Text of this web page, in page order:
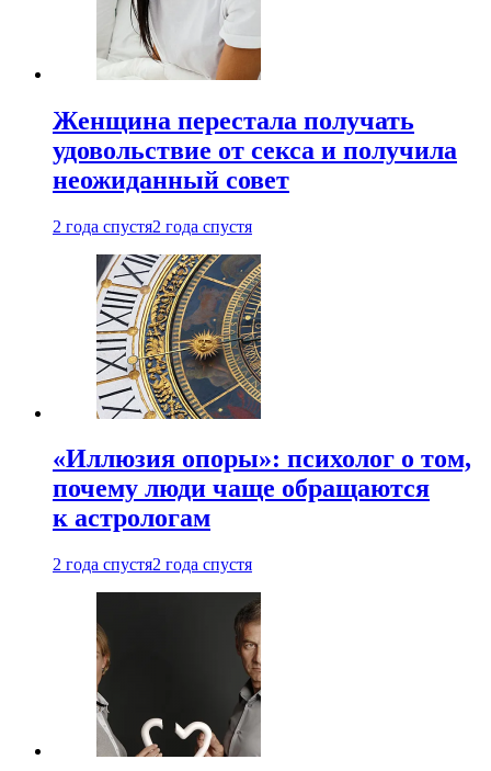
Женщина перестала получать
удовольствие от секса и получила
неожиданный совет
2 года спустя2 года спустя
«Иллюзия опоры»: психолог о том,
почему люди чаще обращаются
к астрологам
2 года спустя2 года спустя